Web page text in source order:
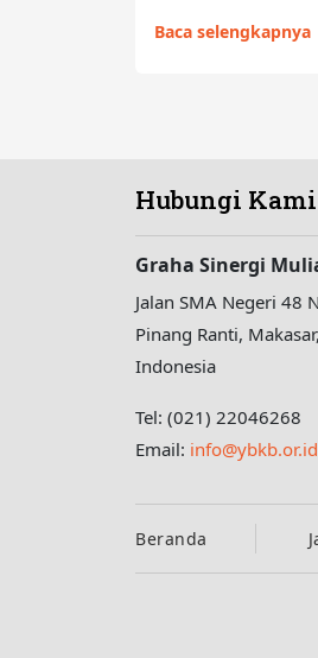
Baca selengkapnya
Hubungi Kami
Graha Sinergi
Jalan SMA Negeri 48
Pinang Ranti,
Indonesia
Tel: (021) 22046268
Email: info@ybkb.or.id
Beranda